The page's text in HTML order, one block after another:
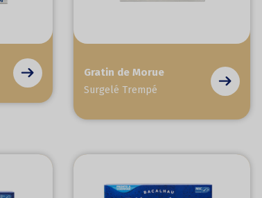
Gratin de Morue
Surgelé Trempé